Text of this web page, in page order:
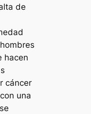
de
hacen
cáncer
una